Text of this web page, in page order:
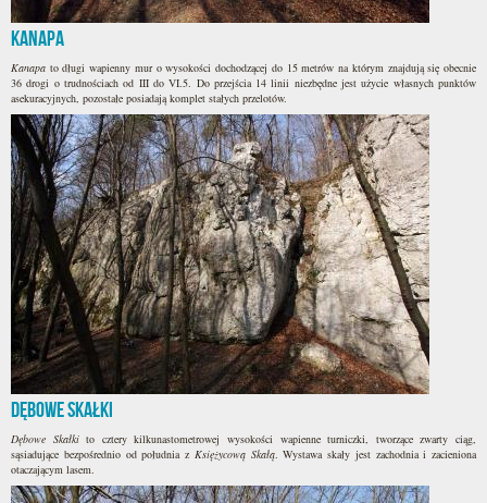
Kanapa
Kanapa to długi wapienny mur o wysokości dochodzącej do 15 metrów na którym znajdują się obecnie
36 drogi o trudnościach od III do VI.5. Do przejścia 14 linii niezbędne jest użycie własnych punktów
asekuracyjnych, pozostałe posiadają komplet stałych przelotów.
Dębowe Skałki
Dębowe Skałkito cztery kilkunastometrowej wysokości wapienne turniczki, tworzące zwarty ciąg,
sąsiadujące bezpośrednio od południa z Księżycową Skałą. Wystawa skały jest zachodnia i zacieniona
otaczającym lasem.